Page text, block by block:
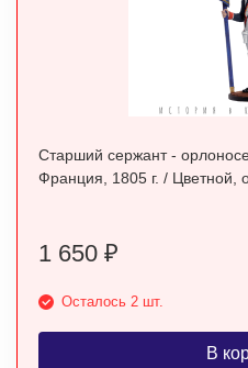
Старший сержант -
Франция, 1805 г. / Цветной,
1 650 ₽
Осталось 2 шт.
В